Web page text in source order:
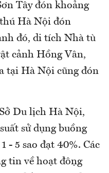
Tây đón khoảng
Hà Nội đón
đó, di tích Nhà tù
cảnh Hồng Vân,
tại Hà Nội cũng đón
Du lịch Hà Nội,
sử dụng buồng
- 5 sao đạt 40%. Các
tin về hoạt động